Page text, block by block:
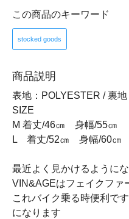
この商品のキーワード
stocked goods
商品説明
表地：POLYESTER / 裏
SIZE
M 着丈/46㎝ 身幅/55㎝
L 着丈/52㎝ 身幅/60㎝
最近よく見かけるように
VIN&AGEはフェイクファ
これバイク乗る時便利で
になります